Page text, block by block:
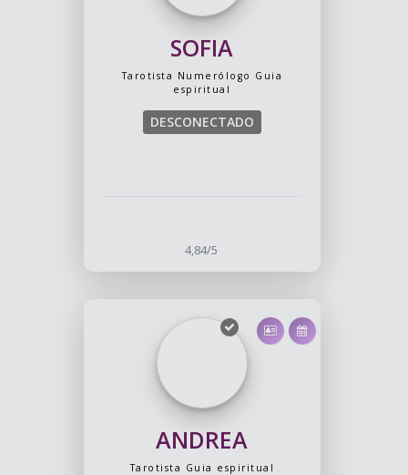
SOFIA
Tarotista Numerólogo Guia
espiritual
DESCONECTADO
4,84/5
ANDREA
Tarotista Guia espiritual